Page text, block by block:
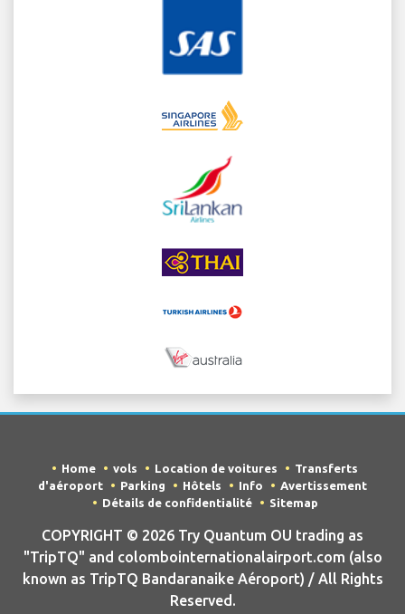
Home vols Location de voitures
Transferts
d'aéroport
Parking Hôtels Info
Avertissement
Détails de confidentialité
Sitemap
COPYRIGHT © 2026 Try Quantum OU trading as
"TripTQ" and colombointernationalairport.com (also
known as TripTQ Bandaranaike Aéroport) / All Rights
Reserved.